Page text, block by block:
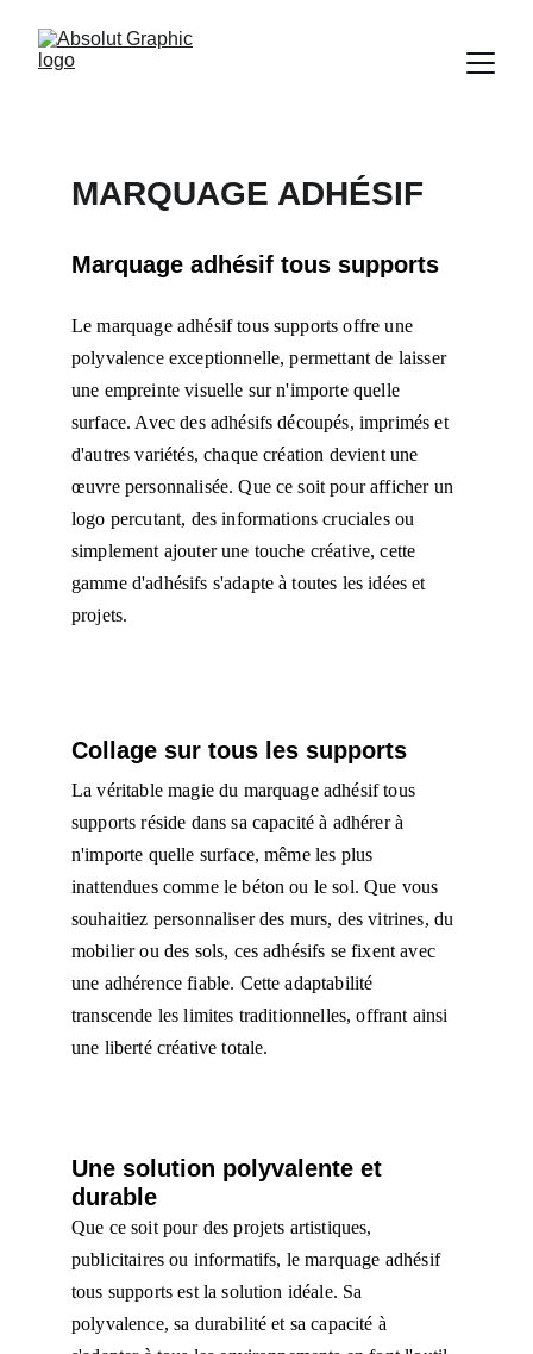
MARQUAGE ADHÉSIF
Le marquage adhésif tous supports offre une
polyvalence exceptionnelle, permettant de laisser
une empreinte visuelle sur n'importe quelle
surface. Avec des adhésifs découpés, imprimés et
d'autres variétés, chaque création devient une
œuvre personnalisée. Que ce soit pour afficher un
logo percutant, des informations cruciales ou
simplement ajouter une touche créative, cette
gamme d'adhésifs s'adapte à toutes les idées et
projets.
Marquage adhésif tous supports
Collage sur tous les supports
La véritable magie du marquage adhésif tous
supports réside dans sa capacité à adhérer à
n'importe quelle surface, même les plus
inattendues comme le béton ou le sol. Que vous
souhaitiez personnaliser des murs, des vitrines, du
mobilier ou des sols, ces adhésifs se fixent avec
une adhérence fiable. Cette adaptabilité
transcende les limites traditionnelles, offrant ainsi
une liberté créative totale.
Que ce soit pour des projets artistiques,
publicitaires ou informatifs, le marquage adhésif
tous supports est la solution idéale. Sa
polyvalence, sa durabilité et sa capacité à
Une solution polyvalente et
durable